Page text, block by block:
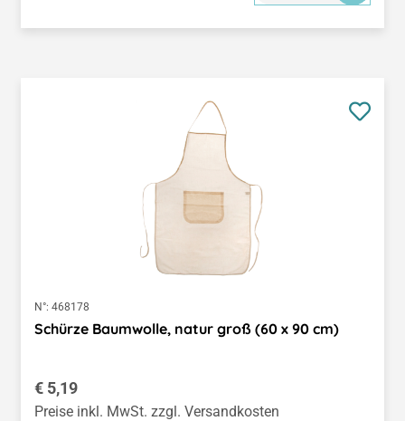
N°: 468178
Schürze Baumwolle, natur groß (60 x 90 cm)
Regulärer Preis:
€ 5,19
Preise inkl. MwSt. zzgl. Versandkosten